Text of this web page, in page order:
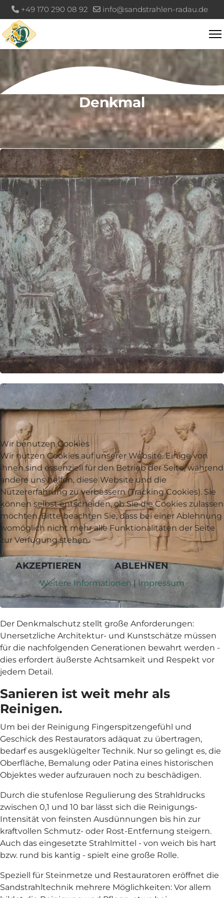
+49 170 290 08 92 info@sandstrahlen-radau.de
Denkmal
Der Denkmalschutz stellt große Anforderungen:
Unersetzliche Architektur- und Kunstschätze müssen
für die nachfolgenden Generationen bewahrt werden -
dies erfordert äußerste Achtsamkeit und Respekt vor
jedem Detail.
Sanieren ist weit mehr als
Reinigen.
Um bei der Reinigung Fingerspitzengefühl und
Geschick des Restaurators adäquat zu übertragen,
bedarf es ausgeklügelter Technik. Nur so gelingt es, die
Oberfläche, Bemalung oder Patina eines historischen
Objektes weder aufzurauen noch zu beschädigen.
Durch die stufenlose Regulierung des Strahldrucks
zwischen 0,1 und 10 bar lässt sich die Reinigungs-
Intensität von feinsten Ausdünnungen bis hin zur
kraftvollen Schmutz- oder Rost-Entfernung steigern.
Auch das eingesetzte Strahlmittel - von weich bis hart
bzw. rund bis kantig - spielt eine große Rolle.
Speziell für Steinmetze und Restauratoren eröffnet die
Sandstrahltechnik mehrere Möglichkeiten: Vor allem
Wir benutzen Cookies
Wir nutzen Cookies auf unserer Website. Einige von
ihnen sind essenziell für den Betrieb der Seite, während
andere uns helfen, diese Website und die
Nutzererfahrung zu verbessern (Tracking Cookies). Sie
können selbst entscheiden, ob Sie die Cookies zulassen
möchten. Bitte beachten Sie, dass bei einer Ablehnung
womöglich nicht mehr alle Funktionalitäten der Seite
zur Verfügung stehen.
AKZEPTIEREN ABLEHNEN
Weitere Informationen | Impressum